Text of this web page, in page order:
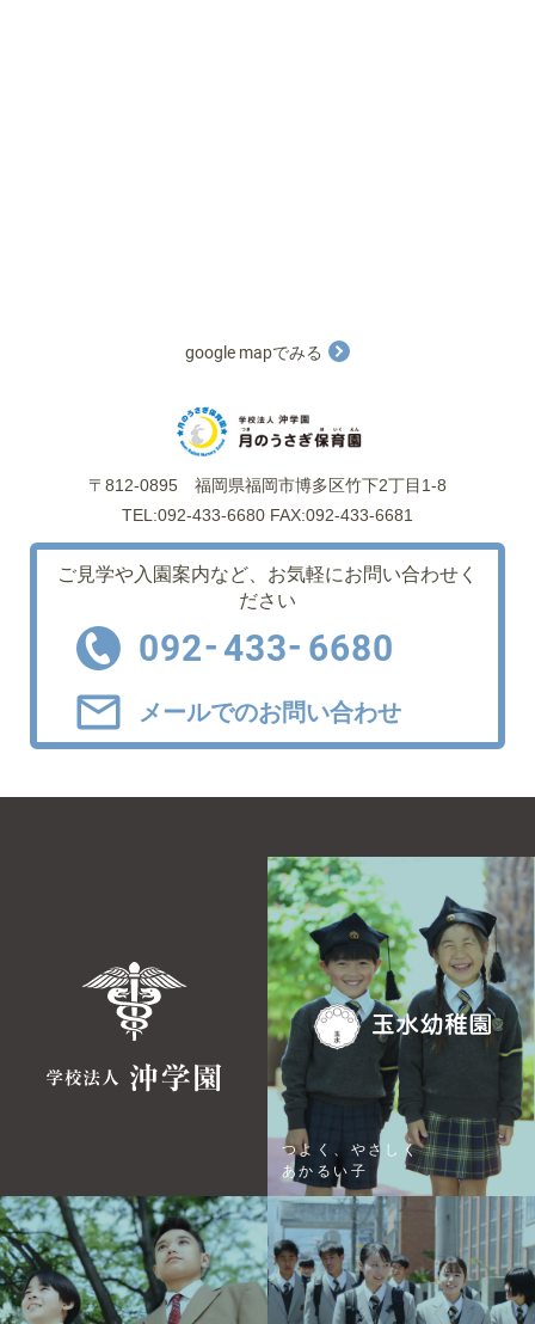
google mapでみる
〒812-0895 福岡県福岡市博多区竹下2丁目1-8
TEL:092-433-6680 FAX:092-433-6681
ご見学や入園案内など、 お気軽にお問い合わせく
ださい
092-433- 6680
メールでのお問い合わせ
つよく、やさしく
あかるい子